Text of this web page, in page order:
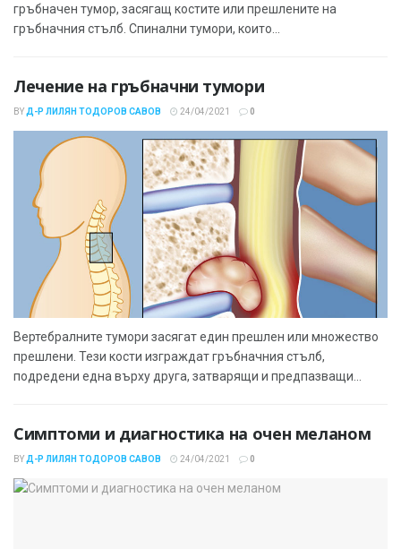
гръбначен тумор, засягащ костите или прешлените на
гръбначния стълб. Спинални тумори, които...
Лечение на гръбначни тумори
BY Д-Р ЛИЛЯН ТОДОРОВ САВОВ 24/04/2021 0
Вертебралните тумори засягат един прешлен или множество
прешлени. Тези кости изграждат гръбначния стълб,
подредени една върху друга, затварящи и предпазващи...
Симптоми и диагностика на очен меланом
BY Д-Р ЛИЛЯН ТОДОРОВ САВОВ 24/04/2021 0